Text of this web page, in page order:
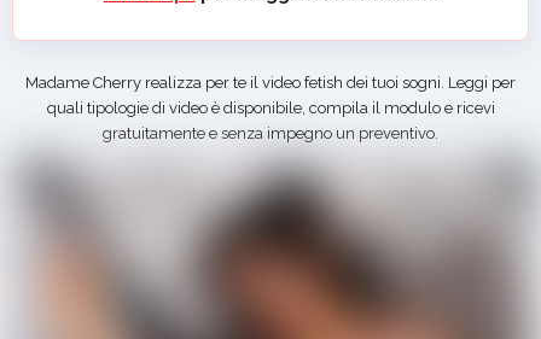
Madame Cherry realizza per te il video fetish dei tuoi sogni. Leggi per
quali tipologie di video è disponibile, compila il modulo e ricevi
gratuitamente e senza impegno un preventivo.